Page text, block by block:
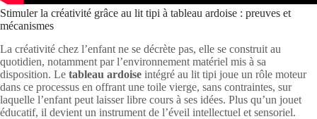
Stimuler la créativité grâce au lit tipi à tableau ardoise : preuves et
mécanismes
La créativité chez l’enfant ne se décrète pas, elle se construit au
quotidien, notamment par l’environnement matériel mis à sa
disposition. Le tableau ardoise intégré au lit tipi joue un rôle moteur
dans ce processus en offrant une toile vierge, sans contraintes, sur
laquelle l’enfant peut laisser libre cours à ses idées. Plus qu’un jouet
éducatif, il devient un instrument de l’éveil intellectuel et sensoriel.